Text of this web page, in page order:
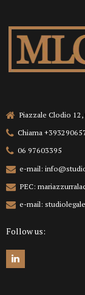
Piazzale Clodio
Chiama
06 97603395
e-mail:
PEC:
e-mail:
Follow us: